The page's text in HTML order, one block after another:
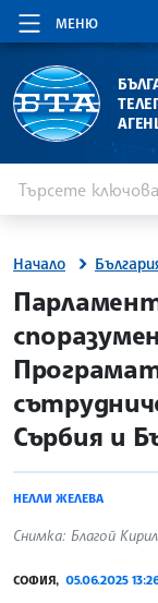
МЕНЮ
Начало
site.bta
Сърбия и
НЕЛЛИ ЖЕЛЕВА
Снимка: Благой
СОФИЯ, 05.06.2025